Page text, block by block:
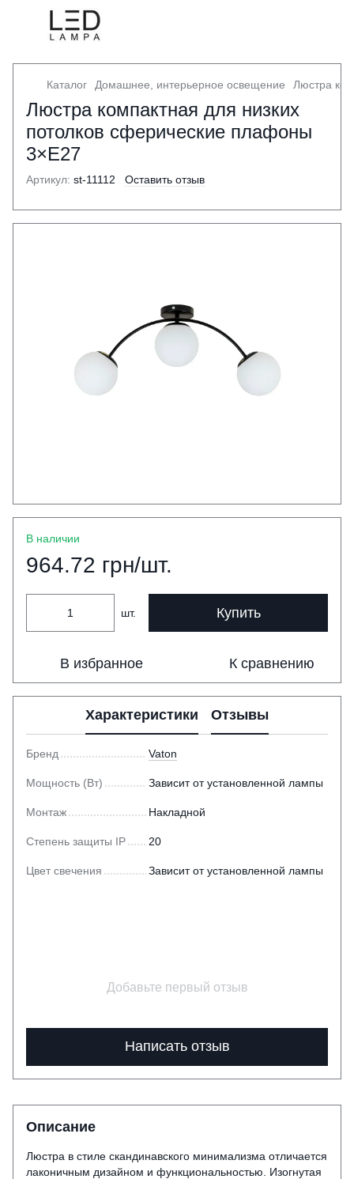
Каталог Домашнее, интерьерное освещение Люстра
Люстра компактная для низких
потолков сферические плафоны
3×E27
Артикул: st-11112 Оставить отзыв
В наличии
964.72 грн/шт.
шт. Купить
В избранное К сравнению
Характеристики Отзывы
Бренд Vaton
Мощность (Вт) Зависит от установленной лампы
Монтаж Накладной
Степень защиты IP 20
Цвет свечения Зависит от установленной лампы
Добавьте первый отзыв
Написать отзыв
Описание
Люстра в стиле скандинавского минимализма отличается
лаконичным дизайном и функциональностью. Изогнутая